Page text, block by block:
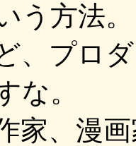
う方法
、プロ
な。
家、漫